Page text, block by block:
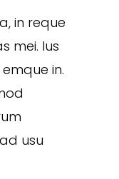
in reque
mei. Ius
in.
usu